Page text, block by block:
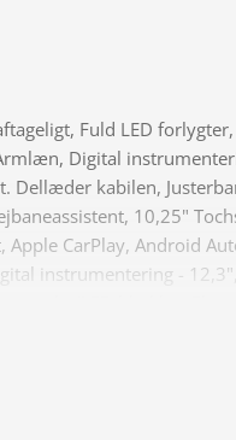
Fuld LED
Digital
Dellæder kabilen,
10,25"
CarPlay, Android
instrumentering -
for, Trykknapstart, USB